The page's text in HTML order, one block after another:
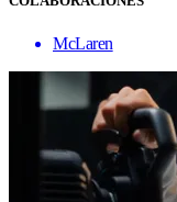
McLaren